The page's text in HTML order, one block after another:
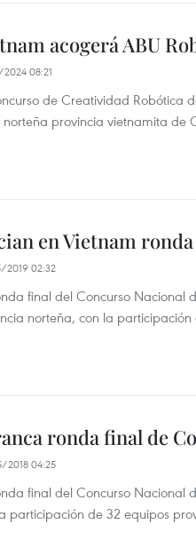
acogerá ABU
08:21
de Creatividad Robótica
norteña provincia vietnamita de
en Vietnam
02:32
final del Concurso Nacional
norteña, con la
ronda final de
04:25
final del Concurso Nacional
participación de 32 equipos